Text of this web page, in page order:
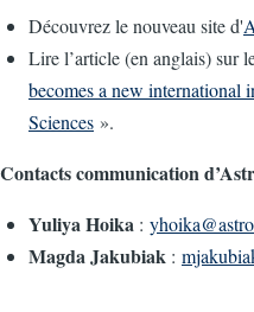
Découvrez le nouveau site d'
Lire l’article (en anglais) sur
becomes a new international
Sciences ».
Contacts communication
Yuliya Hoika :
Magda Jakubiak :